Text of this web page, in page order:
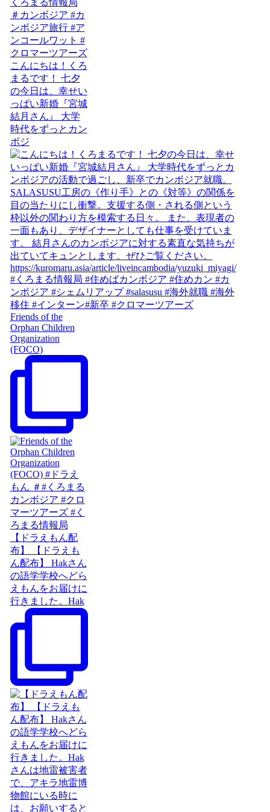
こんにちは！くろ
まるです！ 七夕
の今日は、幸せい
っぱい新婚『宮城
結月さん』 大学
時代をずっとカン
ボジ
Friends of the
Orphan Children
Organization
(FOCO)
【ドラえもん配
布】 【ドラえも
ん配布】 Hakさん
の語学学校へどら
えもんをお届けに
行きました。Hak